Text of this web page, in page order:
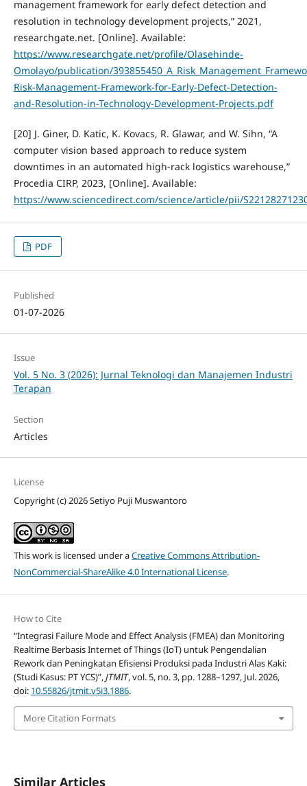
management framework for early defect detection and
resolution in technology development projects,” 2021,
researchgate.net. [Online]. Available:
https://www.researchgate.net/profile/Olasehinde-
Omolayo/publication/
Risk-Management-Framework-for-Early-Defect-Detection-
and-Resolution-in-Technology-Development-Projects.pdf
[20] J. Giner, D. Katic, K. Kovacs, R. Glawar, and W. Sihn, “A
computer vision based approach to reduce system
downtimes in an automated high-rack logistics warehouse,”
Procedia CIRP, 2023, [Online]. Available:
https://www.sciencedirect.com/science/article/pii/
PDF
Published
01-07-2026
Issue
Vol. 5 No. 3 (2026): Jurnal Teknologi dan Manajemen Industri
Terapan
Section
Articles
License
Copyright (c) 2026 Setiyo Puji Muswantoro
This work is licensed under aCreative Commons Attribution-
NonCommercial-ShareAlike 4.0 International License.
How to Cite
“Integrasi Failure Mode and Effect Analysis (FMEA) dan Monitoring
Realtime Berbasis Internet of Things (IoT) untuk Pengendalian
Rework dan Peningkatan Efisiensi Produksi pada Industri Alas Kaki:
(Studi Kasus: PT YCS)”,JTMIT, vol. 5, no. 3, pp. 1288–1297, Jul. 2026,
doi: 10.55826/jtmit.v5i3.1886.
More Citation Formats
Similar Articles